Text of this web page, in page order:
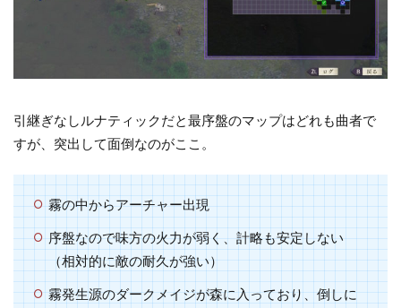
テ
エ
家
乱
3
③
の
引継ぎなしルナティックだと最序盤のマップはどれも曲者で
すが、突出して面倒なのがここ。
霧の中からアーチャー出現
序盤なので味方の火力が弱く、計略も安定しない
（相対的に敵の耐久が強い）
霧発生源のダークメイジが森に入っており、倒しに